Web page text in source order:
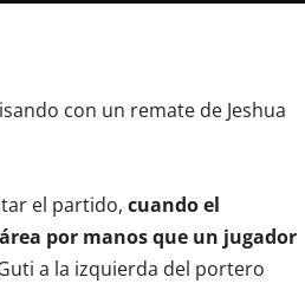
con un remate de Jeshua
el partido, cuando el
por manos que un jugador
a la izquierda del portero